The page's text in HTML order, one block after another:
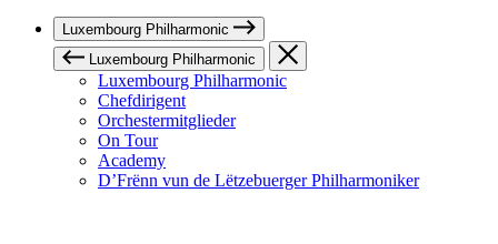
Luxembourg Philharmonic
Luxembourg Philharmonic
Luxembourg Philharmonic
Chefdirigent
Orchestermitglieder
On Tour
Academy
D’Frënn vun de Lëtzebuerger Philharmoniker